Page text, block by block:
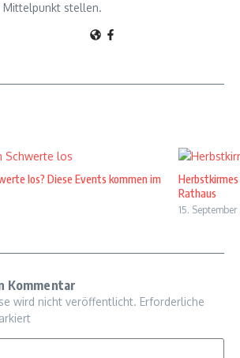
Mittelpunkt stellen.
los? Diese Events kommen im
Rathaus
15.
Kommentar
wird nicht veröffentlicht. Erforderliche